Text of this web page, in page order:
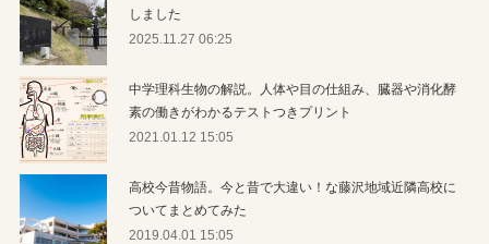
しました
2025.11.27 06:25
中学理科生物の解説。人体や目の仕組み、臓器や消化酵
素の働きがわかるテストつきプリント
2021.01.12 15:05
高校今昔物語。今と昔で大違い！な藤沢地域近隣高校に
ついてまとめてみた
2019.04.01 15:05